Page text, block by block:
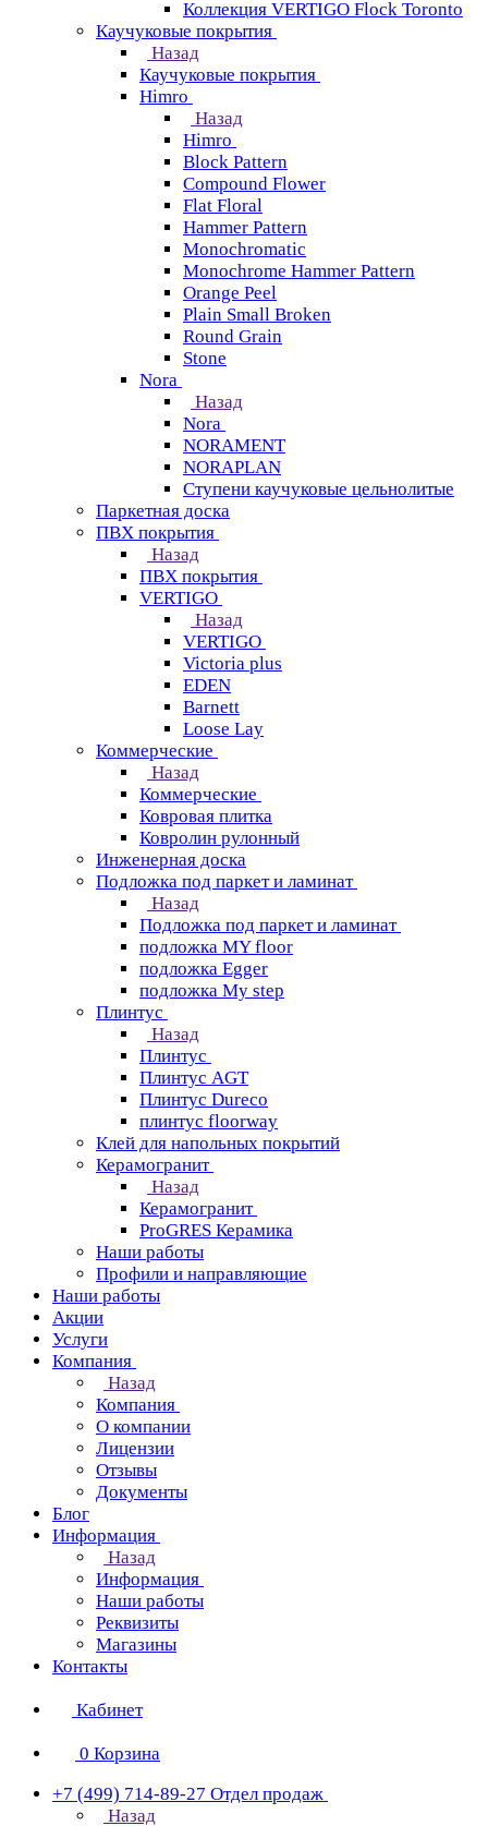
Коллекция VERTIGO Flock Toronto
Каучуковые покрытия
Назад
Каучуковые покрытия
Himro
Назад
Himro
Block Pattern
Compound Flower
Flat Floral
Hammer Pattern
Monochromatic
Monochrome Hammer Pattern
Orange Peel
Plain Small Broken
Round Grain
Stone
Nora
Назад
Nora
NORAMENT
NORAPLAN
Ступени каучуковые цельнолитые
Паркетная доска
ПВХ покрытия
Назад
ПВХ покрытия
VERTIGO
Назад
VERTIGO
Victoria plus
EDEN
Barnett
Loose Lay
Коммерческие
Назад
Коммерческие
Ковровая плитка
Ковролин рулонный
Инженерная доска
Подложка под паркет и ламинат
Назад
Подложка под паркет и ламинат
подложка MY floor
подложка Egger
подложка My step
Плинтус
Назад
Плинтус
Плинтус AGT
Плинтус Dureco
плинтус floorway
Клей для напольных покрытий
Керамогранит
Назад
Керамогранит
ProGRES Керамика
Наши работы
Профили и направляющие
Наши работы
Акции
Услуги
Компания
Назад
Компания
О компании
Лицензии
Отзывы
Документы
Блог
Информация
Назад
Информация
Наши работы
Реквизиты
Магазины
Контакты
Кабинет
0 Корзина
+7 (499) 714-89-27 Отдел продаж
Назад